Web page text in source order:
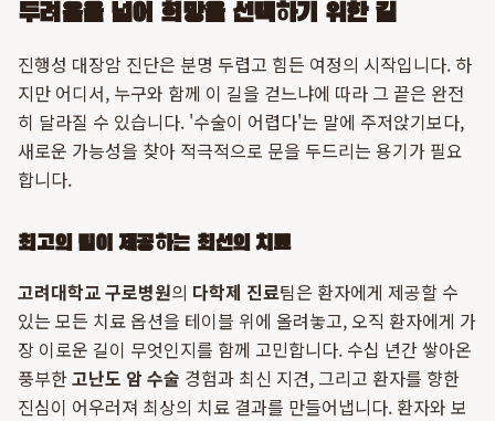
두려움을 넘어 희망을 선택하기 위한 길
진행성 대장암 진단은 분명 두렵고 힘든 여정의 시작입니다. 하
지만 어디서, 누구와 함께 이 길을 걷느냐에 따라 그 끝은 완전
히 달라질 수 있습니다. '수술이 어렵다'는 말에 주저앉기보다,
새로운 가능성을 찾아 적극적으로 문을 두드리는 용기가 필요
합니다.
최고의 팀이 제공하는 최선의 치료
고려대학교 구로병원의 다학제 진료팀은 환자에게 제공할 수
있는 모든 치료 옵션을 테이블 위에 올려놓고, 오직 환자에게 가
장 이로운 길이 무엇인지를 함께 고민합니다. 수십 년간 쌓아온
풍부한고난도 암 수술 경험과 최신 지견, 그리고 환자를 향한
진심이 어우러져 최상의 치료 결과를 만들어냅니다. 환자와 보